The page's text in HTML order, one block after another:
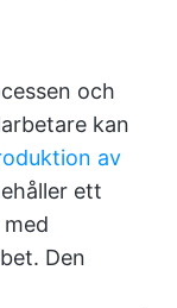
och
kan
av
ett
Den